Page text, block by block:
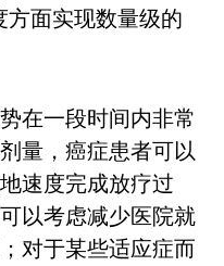
方面实现数量级的
在一段时间内非常
量，癌症患者可以
速度完成放疗过
以考虑减少医院就
对于某些适应症而